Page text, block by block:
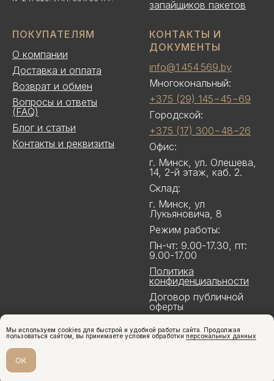
Мы используем cookies для быстрой и удобной работы сайта. Продолжая
пользоваться сайтом, вы принимаете условия обработки персональных данных
OK
запайщиков пакетов
ПОКУПАТЕЛЯМ
О компании
Доставка и оплата
Возврат и обмен
Вопросы и ответы
(FAQ)
Блог и статьи
Контакты и реквизиты
КОНТАКТЫ И
ДОКУМЕНТЫ
info@1 454 569.by
Многокональный:
+375 (29) 145−45−69
Городской:
+375 (17) 300−48−26
Офис:
г. Минск, ул. Олешева,
14, 2-й этаж, каб. 2.
Склад:
г. Минск, ул
Лукьяновича, 8
Режим работы:
Пн-чт: 9.00-17.30, пт:
9.00-17.00
Политика
конфиденциальности
Договор публичной
оферты